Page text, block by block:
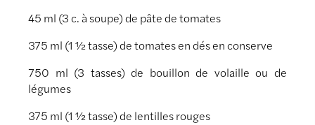
45 ml (3 c. à soupe) de pâte de tomates
375 ml (1 ½ tasse) de tomates en dés en conserve
750 ml (3 tasses) de bouillon de volaille ou de
légumes
375 ml (1 ½ tasse) de lentilles rouges